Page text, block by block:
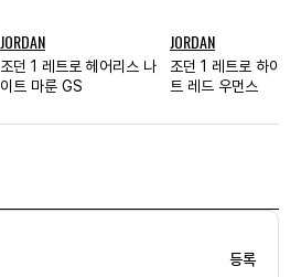
JORDAN
조던 1 레트로 헤어리스 나
이트 마룬 GS
JORDAN
조던 1 레트로 하이
트 레드 우먼스
등록